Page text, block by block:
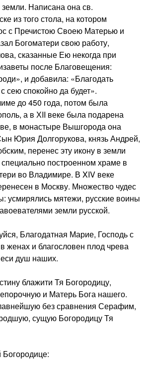
Написана она св.
из того стола, на котором
с Пречистою Своею Матерью и
Богоматери свою работу,
сказанные Ею некогда при
после Благовещения:
и добавила: «Благодать
сею спокойно да будет».
до 450 года, потом была
а в ХII веке была подарена
в монастыре Вышгорода она
Юрия Долгорукова, князь Андрей,
перенес эту икону в земли
построенном храме в
во Владимире. В XIV веке
в Москву. Множество чудес
усмирялись мятежи, русские воины
земли русской.
Благодатная Марие, Господь с
женах и благословен плод чрева
душ наших.
блажити Тя Богородицу,
и Матерь Бога нашего.
без сравнения Серафим,
сущую Богородицу Тя